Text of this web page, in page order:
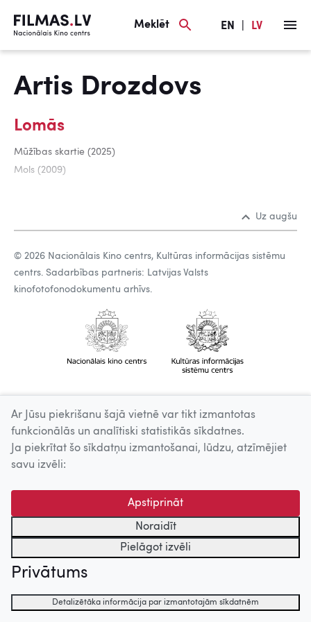
Meklēt EN LV
Artis Drozdovs
Lomās
Mūžības skartie (2025)
Mols (2009)
Uz augšu
© 2026 Nacionālais Kino centrs, Kultūras informācijas sistēmu
centrs. Sadarbības partneris: Latvijas Valsts
kinofotofonodokumentu arhīvs.
Ar Jūsu piekrišanu šajā vietnē var tikt izmantotas
funkcionālās un analītiski statistikās sīkdatnes.
Ja piekrītat šo sīkdatņu izmantošanai, lūdzu, atzīmējiet
savu izvēli:
Apstiprināt
Noraidīt
Pielāgot izvēli
Privātums
Detalizētāka informācija par izmantotajām sīkdatnēm